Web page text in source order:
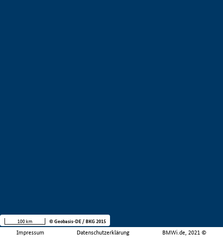
Impressum Datenschutzerklärung BMWi.de, 2021 ©
100 km © Geobasis-DE / BKG 2015